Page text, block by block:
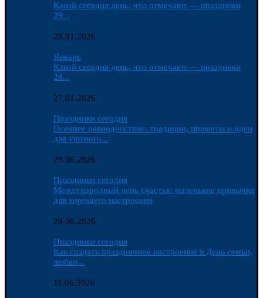
Какой сегодня день, что отмечают — праздники
29...
28.01.2026
Январь
Какой сегодня день, что отмечают — праздники
28...
27.01.2026
Праздники сегодня
Осеннее равноденствие: традиции, приметы и идеи
для уютного...
29.06.2026
Праздники сегодня
Международный день счастья: маленькие привычки
для хорошего настроения
29.06.2026
Праздники сегодня
Как создать праздничное настроение в День семьи,
любви...
11.06.2026